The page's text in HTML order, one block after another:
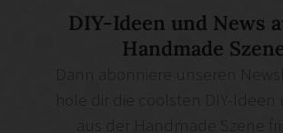
DIY-Ideen und News
Handmade